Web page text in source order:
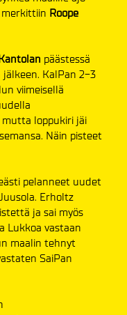
Roope
päästessä
jälkeen. KalPan 2-3
viimeisellä
loppukiri jäi
Näin pisteet
pelanneet uudet
Erholtz
ja sai myös
Lukkoa vastaan
maalin tehnyt
SaiPan